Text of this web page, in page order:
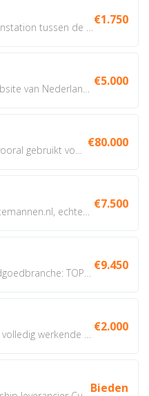
€1.750
€5.000
€80.000
€7.500
€9.450
€2.000
Bieden